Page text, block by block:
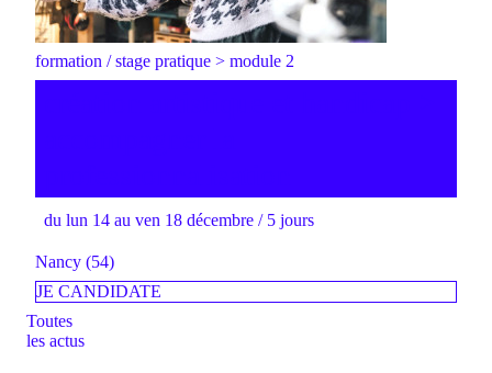
formation / stage pratique > module 2
du lun 14 au ven 18 décembre / 5 jours
Nancy (54)
JE CANDIDATE
Toutes
les actus